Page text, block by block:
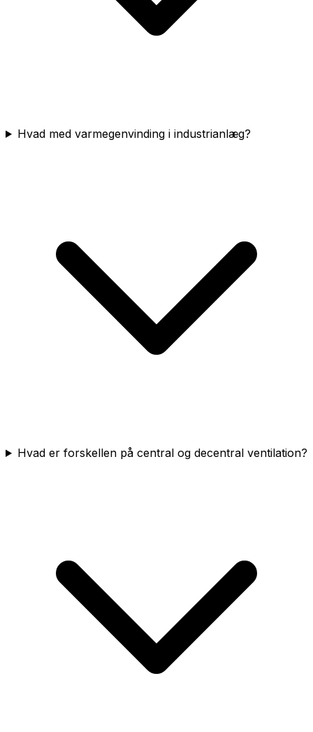
Hvad med varmegenvinding i industrianlæg?
Hvad er forskellen på central og decentral ventilation?